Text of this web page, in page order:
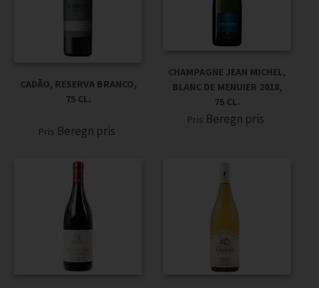
CADÃO, RESERVA BRANCO,
75 CL.
Pris Beregn pris
CHAMPAGNE JEAN MICHEL,
BLANC DE MENUIER 2018,
75 CL.
Pris Beregn pris